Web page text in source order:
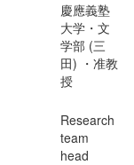
慶應義塾
大学・文
学部 (三
田) ・准教
授
Research
team
head